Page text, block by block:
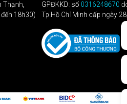
Power
65 W
180 W
Thạnh,
18h30)
GPĐKKD: số 0316248670
Tp.Hồ Chí Minh cấp ngày